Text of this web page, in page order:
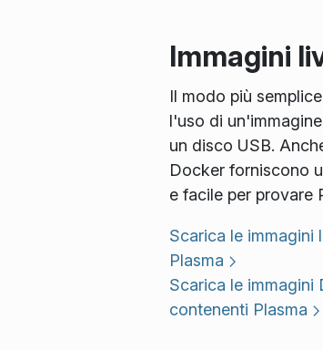
Immagini
Il modo più
l'uso di
un disco USB.
Docker forniscono
e facile per provare
Scarica le immagini
Plasma
Scarica le immagini
contenenti Plasma